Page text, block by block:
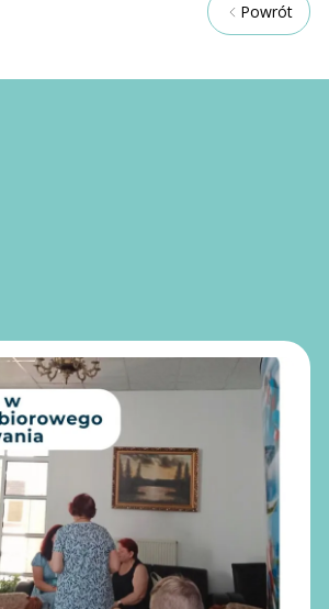
Powrót